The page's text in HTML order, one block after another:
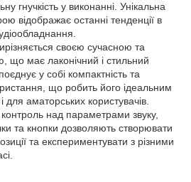
гнучкість у виконанні. Унікальна
відображає останні тенденції в
своєю сучасною та
що має лаконічний і стильний
у собі компактність та
що робить його ідеальним
для аматорських користувачів.
над параметрами звуку,
та кнопки дозволяють створювати
та експериментувати з різними